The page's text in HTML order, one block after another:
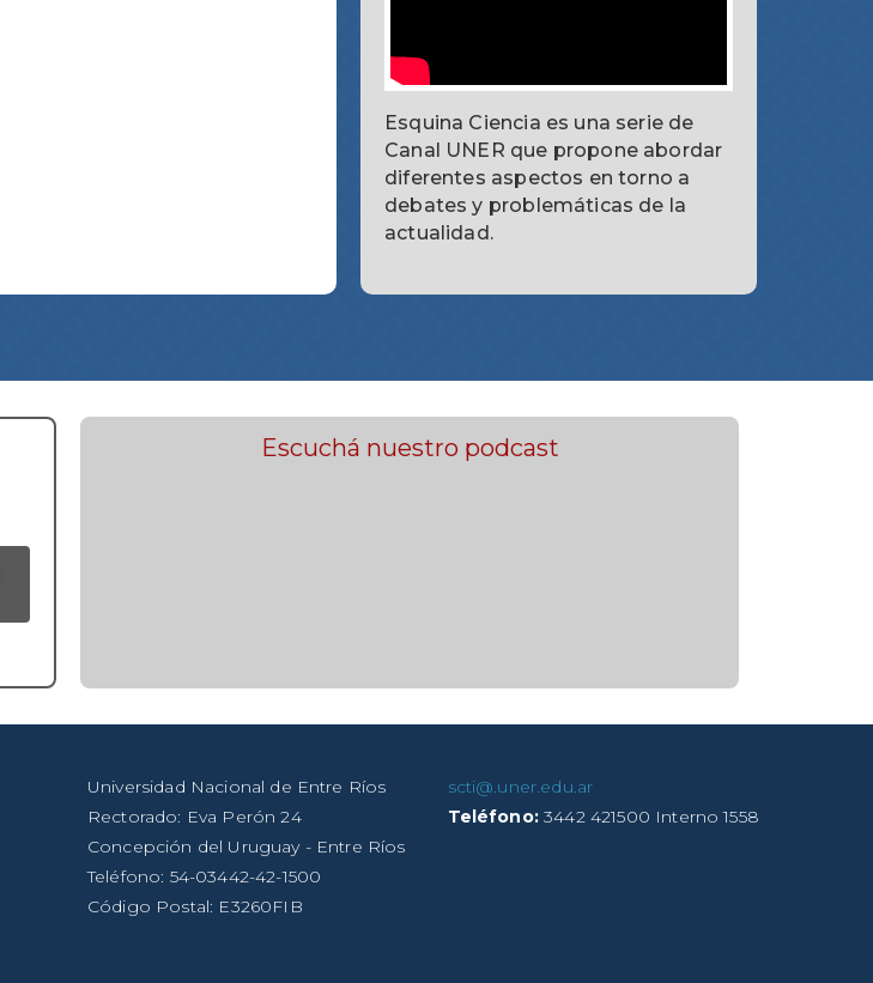
Esquina Ciencia es una serie de
Canal UNER que propone abordar
diferentes aspectos en torno a
debates y problemáticas de la
actualidad.
Escuchá nuestro podcast
Universidad Nacional de Entre Ríos
Rectorado: Eva Perón 24
Concepción del Uruguay - Entre Ríos
Teléfono: 54-03442-42-1500
Código Postal: E3260FIB
scti@.uner.edu.ar
Teléfono:3442 421500 Interno 1558